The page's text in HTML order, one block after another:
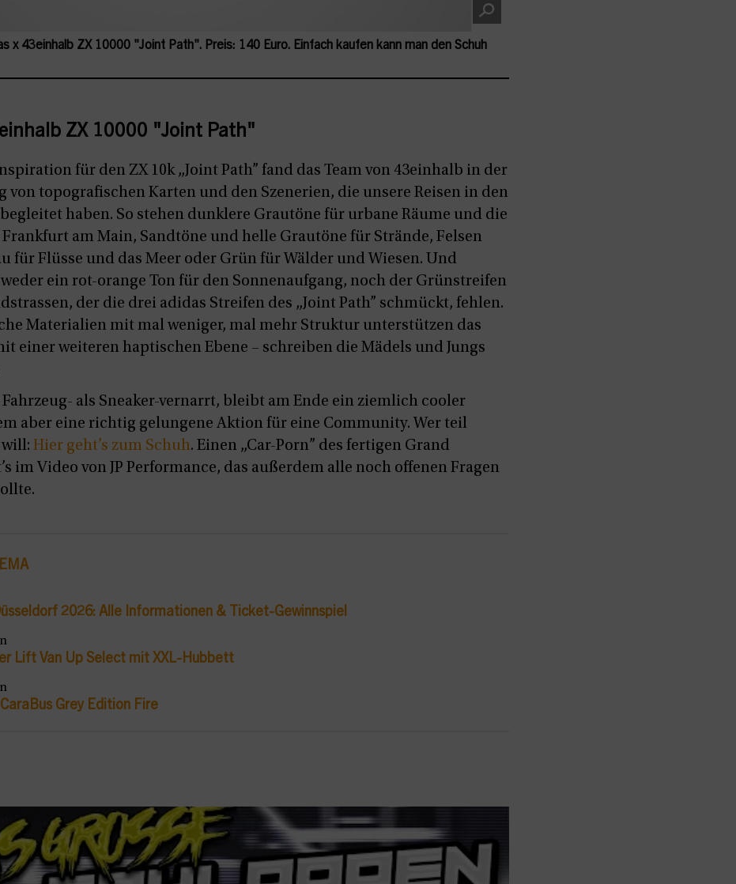
x 43einhalb ZX 10000 "Joint Path". Preis: 140 Euro. Einfach kaufen kann man den Schuh
ZX 10000 "Joint Path"
für den ZX 10k „Joint Path” fand das Team von 43einhalb in der
von topografischen Karten und den Szenerien, die unsere Reisen in den
haben. So stehen dunklere Grautöne für urbane Räume und die
am Main, Sandtöne und helle Grautöne für Strände, Felsen
für Flüsse und das Meer oder Grün für Wälder und Wiesen. Und
ein rot-orange Ton für den Sonnenaufgang, noch der Grünstreifen
der die drei adidas Streifen des „Joint Path” schmückt, fehlen.
Materialien mit mal weniger, mal mehr Struktur unterstützen das
einer weiteren haptischen Ebene – schreiben die Mädels und Jungs
als Sneaker-vernarrt, bleibt am Ende ein ziemlich cooler
aber eine richtig gelungene Aktion für eine Community. Wer teil
will: Hier geht’s zum Schuh. Einen „Car-Porn” des fertigen Grand
im Video von JP Performance, das außerdem alle noch offenen Fragen
2026: Alle Informationen & Ticket-Gewinnspiel
Lift Van Up Select mit XXL-Hubbett
Grey Edition Fire